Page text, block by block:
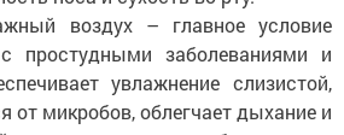
воздух – главное условие
простудными заболеваниями и
увлажнение слизистой,
от микробов, облегчает дыхание и